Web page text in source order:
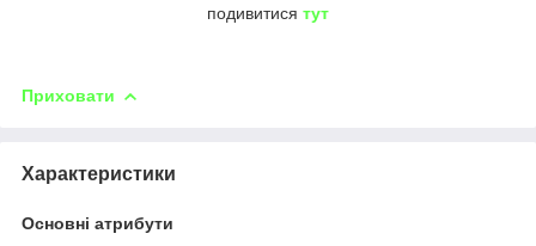
подивитися тут
Приховати
Характеристики
Основні атрибути